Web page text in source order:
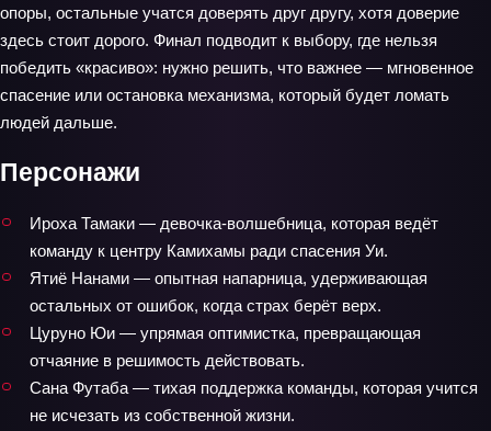
опоры, остальные учатся доверять друг другу, хотя доверие
здесь стоит дорого. Финал подводит к выбору, где нельзя
победить «красиво»: нужно решить, что важнее — мгновенное
спасение или остановка механизма, который будет ломать
людей дальше.
Персонажи
Ироха Тамаки — девочка-волшебница, которая ведёт
команду к центру Камихамы ради спасения Уи.
Ятиё Нанами — опытная напарница, удерживающая
остальных от ошибок, когда страх берёт верх.
Цуруно Юи — упрямая оптимистка, превращающая
отчаяние в решимость действовать.
Сана Футаба — тихая поддержка команды, которая учится
не исчезать из собственной жизни.